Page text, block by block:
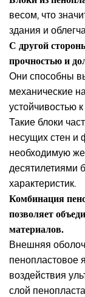
весом, что
здания и
С другой
прочностью и
Они способны
механические
устойчивостью
Такие блоки
несущих стен и
необходимую
десятилетиями
характеристик.
Комбинация
позволяет
материалов.
Внешняя
пенопластовое
воздействия
слой